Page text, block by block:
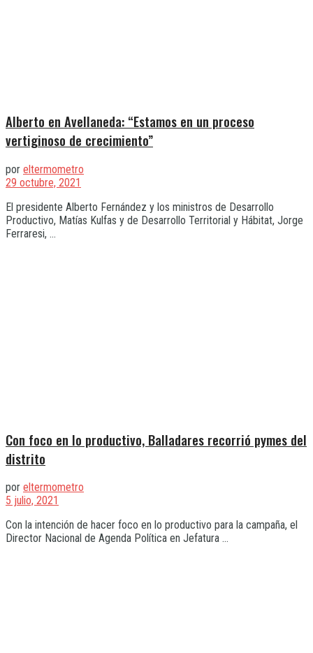
Alberto en Avellaneda: “Estamos en un proceso
vertiginoso de crecimiento”
por eltermometro
29 octubre, 2021
El presidente Alberto Fernández y los ministros de Desarrollo
Productivo, Matías Kulfas y de Desarrollo Territorial y Hábitat, Jorge
Ferraresi, ...
Con foco en lo productivo, Balladares recorrió pymes del
distrito
por eltermometro
5 julio, 2021
Con la intención de hacer foco en lo productivo para la campaña, el
Director Nacional de Agenda Política en Jefatura ...